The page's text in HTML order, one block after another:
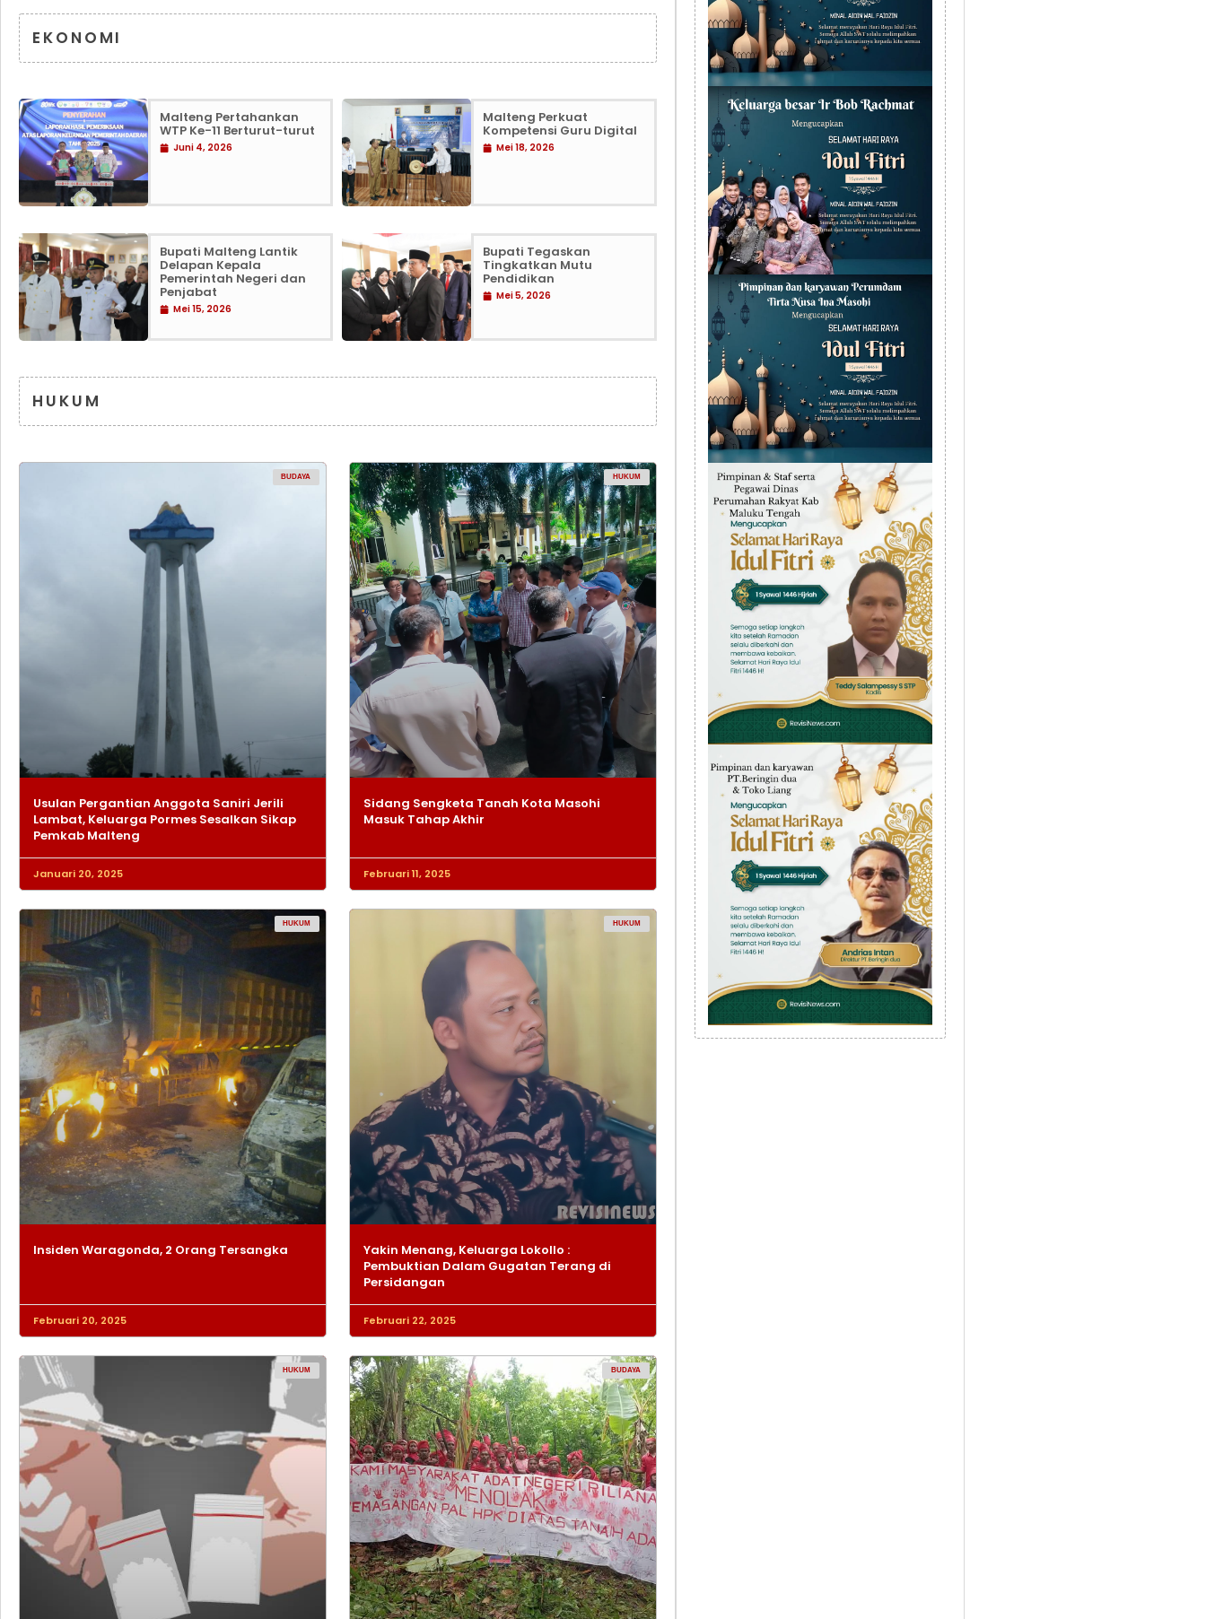
EKONOMI
Malteng Pertahankan
WTP Ke-11 Berturut-turut
Juni 4, 2026
Malteng Perkuat
Kompetensi Guru Digital
Mei 18, 2026
Bupati Malteng Lantik
Delapan Kepala
Pemerintah Negeri dan
Penjabat
Mei 15, 2026
Bupati Tegaskan
Tingkatkan Mutu
Pendidikan
Mei 5, 2026
HUKUM
BUDAYA
Usulan Pergantian Anggota Saniri Jerili
Lambat, Keluarga Pormes Sesalkan Sikap
Pemkab Malteng
Januari 20, 2025
HUKUM
Sidang Sengketa Tanah Kota Masohi
Masuk Tahap Akhir
Februari 11, 2025
HUKUM
Insiden Waragonda, 2 Orang Tersangka
Februari 20, 2025
HUKUM
Yakin Menang, Keluarga Lokollo :
Pembuktian Dalam Gugatan Terang di
Persidangan
Februari 22, 2025
HUKUM BUDAYA